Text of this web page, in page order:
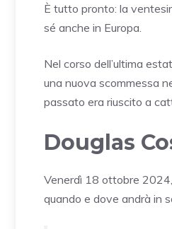
È tutto pronto: la
sé anche in Europa.
Nel corso dell’ultima
una nuova scommessa
passato era riuscito a
Douglas
Venerdì 18 ottobre
quando e dove andrà in